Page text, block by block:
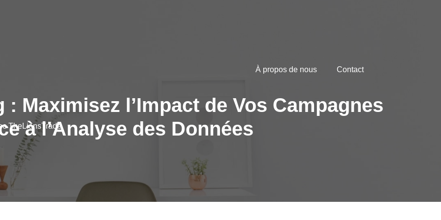
TheLionsTrade
À propos de nous Contact
: Maximisez l’Impact de Vos Campagnes
à l’Analyse des Données